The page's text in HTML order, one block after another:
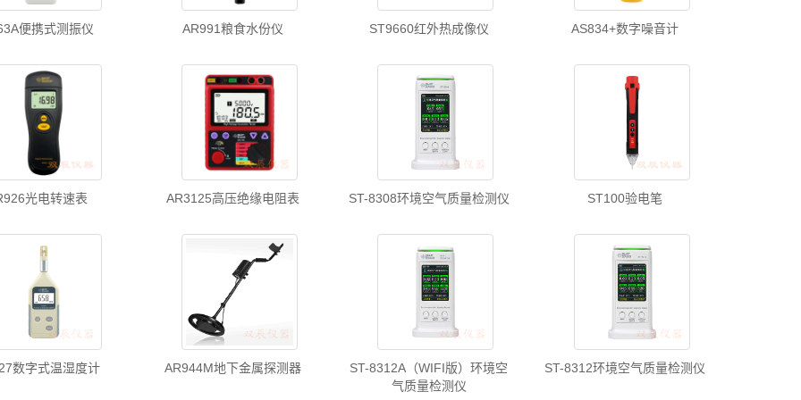
便携式测振仪 AR991粮食水份仪 ST9660红外热成像仪 AS834+数字噪音计
光电转速表 AR3125高压绝缘电阻表 ST-8308环境空气质量检测仪 ST100验电笔
数字式温湿度计 AR944M地下金属探测器
ST-8312A（WIFI版）环境空
气质量检测仪
ST-8312环境空气质量检测仪